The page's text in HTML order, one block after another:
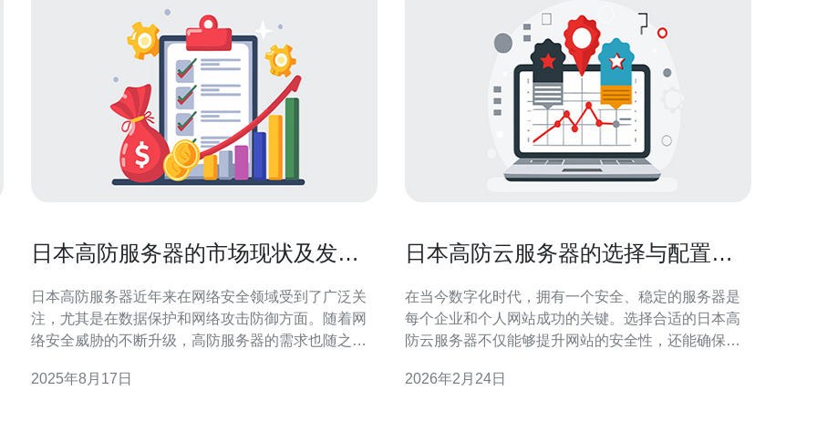
日本高防服务器的市场现状及发展
日本高防服务器近年来在网络安全领域受到了广泛关
注，尤其是在数据保护和网络攻击防御方面。随着网
络安全威胁的不断升级，高防服务器的需求也随之增
未来发展趋势，并提供详细的操作指南，帮助您更好
2025年8月17日
日本高防云服务器的选择与配置技
在当今数字化时代，拥有一个安全、稳定的服务器是
每个企业和个人网站成功的关键。选择合适的日本高
防云服务器不仅能够提升网站的安全性，还能确保网
选择和配置日本高防云服务器，帮助您在数字世界中
2026年2月24日